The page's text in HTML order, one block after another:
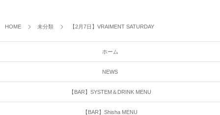
HOME 未分類 【2月7日】VRAIMENT SATURDAY
ホーム
NEWS
【BAR】SYSTEM＆DRINK MENU
【BAR】Shisha MENU